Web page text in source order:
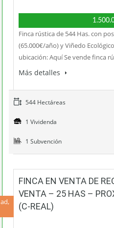
Finca rústica de 544 Has. con
(65.000€/año) y Viñedo
ubicación: Aquí Se vende finca
Más detalles
544 Hectáreas
1 Vividenda
1 Subvención
FINCA EN VENTA DE
VENTA – 25 HAS –
(C-REAL)